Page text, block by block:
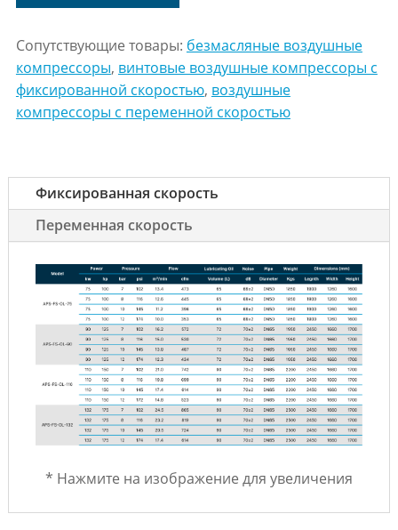
Сопутствующие товары: безмасляные воздушные
компрессоры, винтовые воздушные компрессоры с
фиксированной скоростью, воздушные
компрессоры с переменной скоростью
Фиксированная скорость
Переменная скорость
* Нажмите на изображение для увеличения